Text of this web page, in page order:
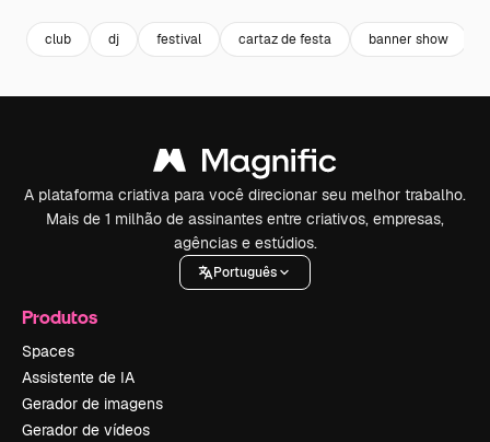
club dj festival cartaz de festa banner show
A plataforma criativa para você direcionar seu melhor trabalho.
Mais de 1 milhão de assinantes entre criativos, empresas,
agências e estúdios.
Português
Produtos
Spaces
Assistente de IA
Gerador de imagens
Gerador de vídeos